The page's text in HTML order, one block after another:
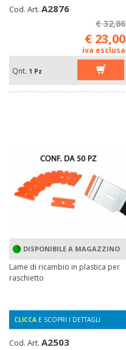
Cod. Art. A2876
€ 32,86
€ 23,00
iva esclusa
Qnt. 1 Pz
DISPONIBILE A MAGAZZINO
Lame di ricambio in plastica per
raschietto
CLICCA E SCOPRI I DETTAGLI
Cod. Art. A2503